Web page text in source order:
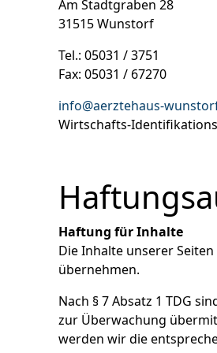
Am Stadtgraben 28
31515 Wunstorf
Tel.: 05031 / 3751
Fax: 05031 / 67270
info@aerztehaus-
Wirtschafts-
Haftung für Inhalte
Die Inhalte unserer
übernehmen.
Nach § 7 Absatz 1 TDG
zur Überwachung
werden wir die